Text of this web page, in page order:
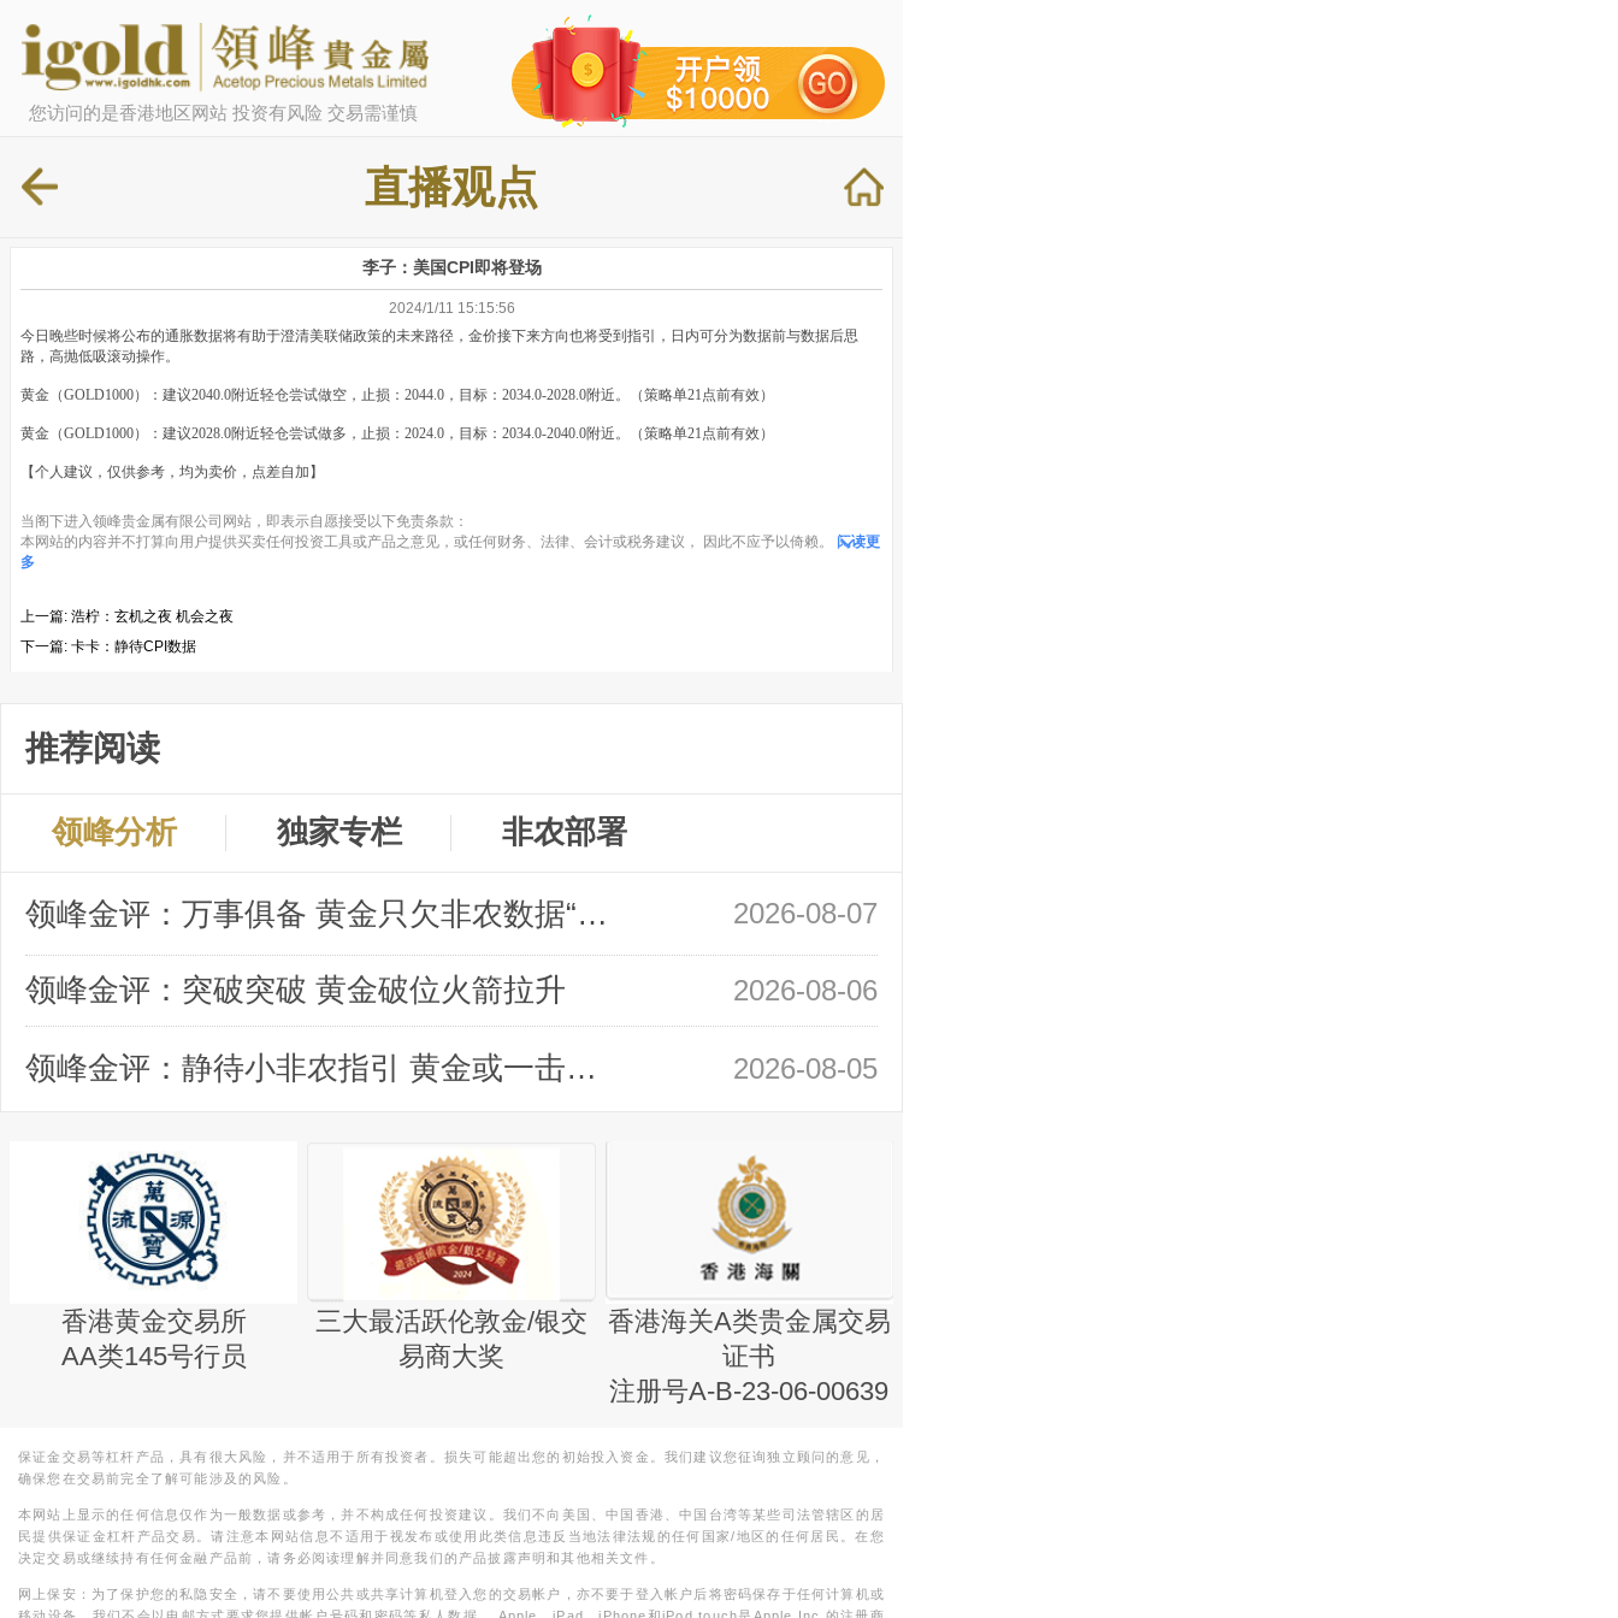
您访问的是香港地区网站 投资有风险 交易需谨慎
直播观点
李子：美国CPI即将登场
2024/1/11 15:15:56
今日晚些时候将公布的通胀数据将有助于澄清美联储政策的未来路径，金价接下来方向也将受到指引，日内可分为数据前与数据后思
路，高抛低吸滚动操作。
黄金（GOLD1000）：建议2040.0附近轻仓尝试做空，止损：2044.0，目标：2034.0-2028.0附近。（策略单21点前有效）
黄金（GOLD1000）：建议2028.0附近轻仓尝试做多，止损：2024.0，目标：2034.0-2040.0附近。（策略单21点前有效）
【个人建议，仅供参考，均为卖价，点差自加】
当阁下进入领峰贵金属有限公司网站，即表示自愿接受以下免责条款：
本网站的内容并不打算向用户提供买卖任何投资工具或产品之意见，或任何财务、法律、会计或税务建议， 因此不应予以倚赖。
阅读更
多
上一篇: 浩柠：玄机之夜 机会之夜
下一篇: 卡卡：静待CPI数据
推荐阅读
领峰分析 独家专栏 非农部署
领峰金评：万事俱备 黄金只欠非农数据“东风” 2026-08-07
领峰金评：突破突破 黄金破位火箭拉升 2026-08-06
领峰金评：静待小非农指引 黄金或一击破局 2026-08-05
香港黄金交易所
AA类145号行员
三大最活跃伦敦金/银交
易商大奖
香港海关A类贵金属交易
证书
注册号A-B-23-06-00639
保证金交易等杠杆产品，具有很大风险，并不适用于所有投资者。损失可能超出您的初始投入资金。我们建议您征询独立顾问的意见，
确保您在交易前完全了解可能涉及的风险。
本网站上显示的任何信息仅作为一般数据或参考，并不构成任何投资建议。我们不向美国、中国香港、中国台湾等某些司法管辖区的居
民提供保证金杠杆产品交易。请注意本网站信息不适用于视发布或使用此类信息违反当地法律法规的任何国家/地区的任何居民。在您
决定交易或继续持有任何金融产品前，请务必阅读理解并同意我们的产品披露声明和其他相关文件。
网上保安：为了保护您的私隐安全，请不要使用公共或共享计算机登入您的交易帐户，亦不要于登入帐户后将密码保存于任何计算机或